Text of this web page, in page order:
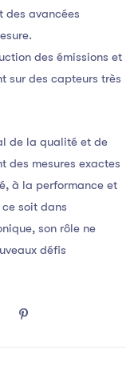
des avancées
des émissions et
sur des capteurs très
de la qualité et de
des mesures exactes
à la performance et
soit dans
son rôle ne
défis